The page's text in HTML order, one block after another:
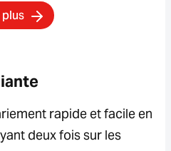
rapide et facile en
deux fois sur les